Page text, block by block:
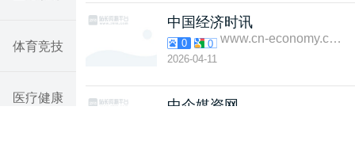
体育竞技
医疗健康
中国经济时讯
0 0 www.cn-economy.com
2026-04-11
中企媒资网